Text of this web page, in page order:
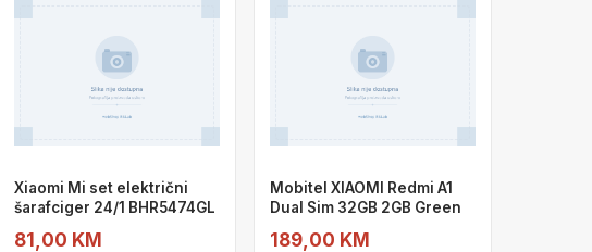
Xiaomi Mi set električni
šarafciger 24/1 BHR5474GL
81,00 KM
Mobitel XIAOMI Redmi A1
Dual Sim 32GB 2GB Green
189,00 KM